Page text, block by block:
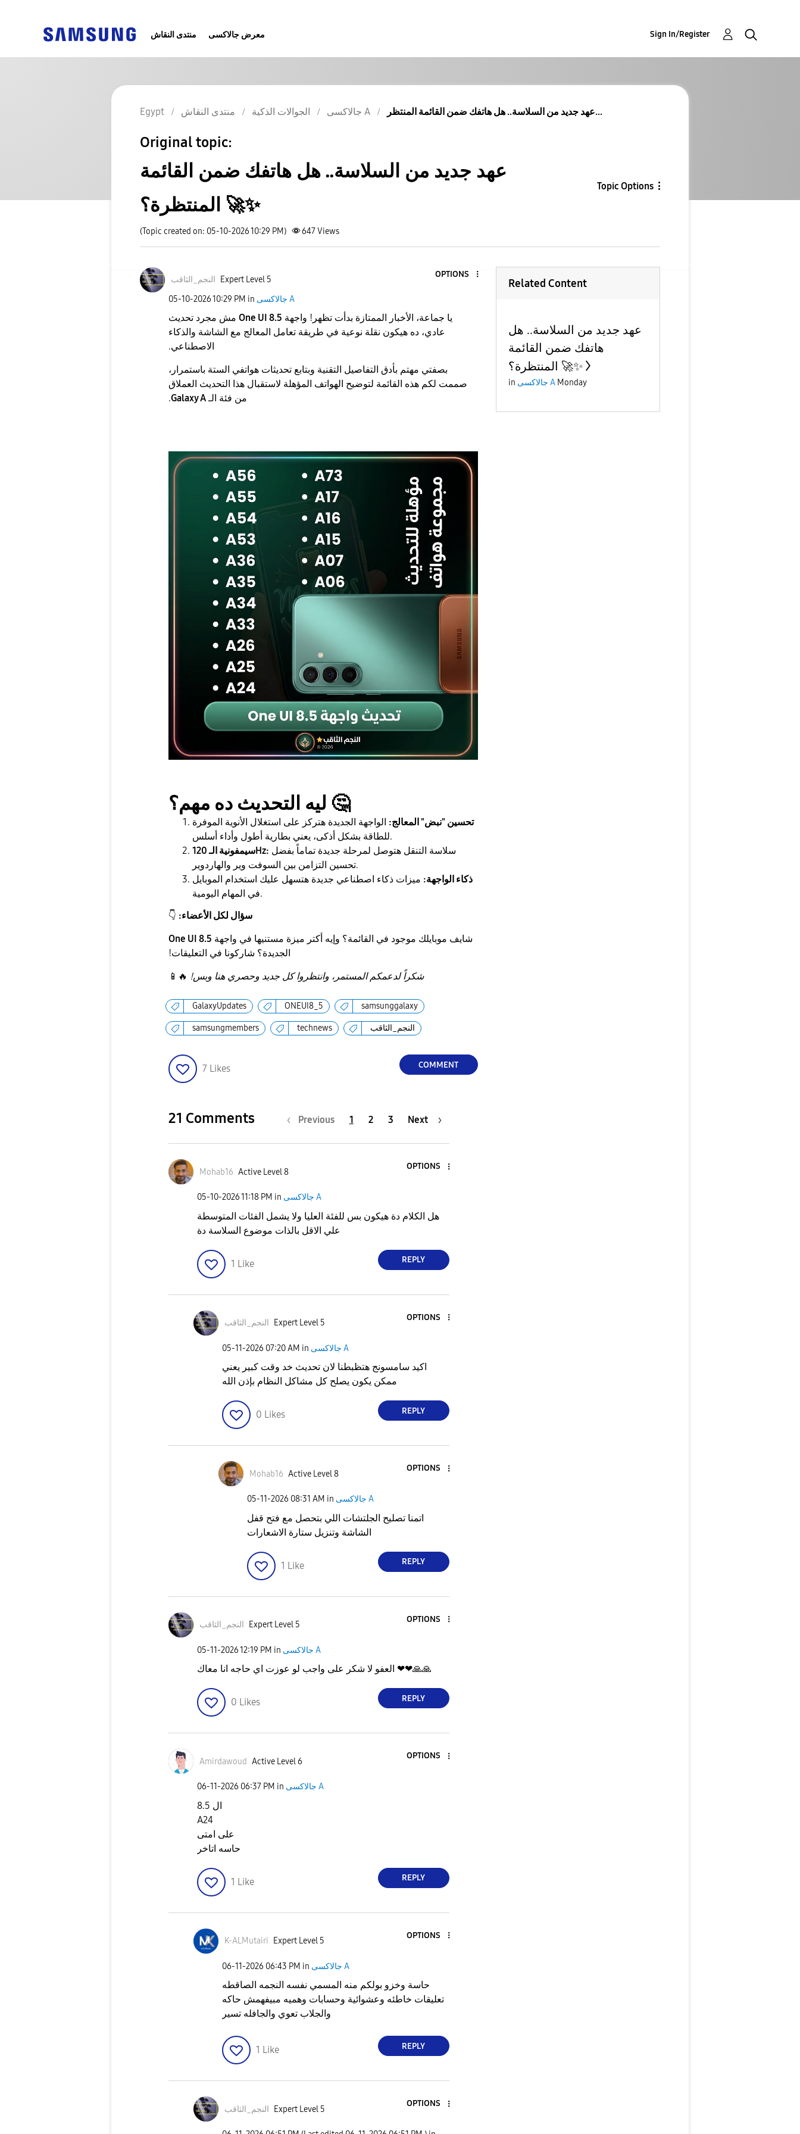
منتدى النقاش معرض جالاكسى Sign In/Register
Egypt منتدى النقاش الجوالات الذكية جالاكسى A عهد جديد من السلاسة.. هل هاتفك ضمن القائمة المنتظر...
Original topic:
عهد جديد من السلاسة.. هل هاتفك ضمن القائمة
المنتظرة؟ 🚀✨
Topic Options
(Topic created on: 05-10-2026 10:29 PM) 647Views
النجم_الثاقب Expert Level 5
OPTIONS
‎05-10-202610:29 PM in جالاكسى A
يا جماعة، الأخبار الممتازة بدأت تظهر! واجهة One UI 8.5 مش مجرد تحديث
عادي، ده هيكون نقلة نوعية في طريقة تعامل المعالج مع الشاشة والذكاء
الاصطناعي.
​بصفتي مهتم بأدق التفاصيل التقنية وبتابع تحديثات هواتفي الستة باستمرار،
صممت لكم هذه القائمة لتوضيح الهواتف المؤهلة لاستقبال هذا التحديث العملاق
من فئة الـGalaxy A
.
🤔
تحسين "نبض" المعالج: الواجهة الجديدة هتركز على استغلال الأنوية الموفرة
للطاقة بشكل أذكى، يعني بطارية أطول وأداء أسلس.
سيمفونية الـ 120Hz:
تحسين التزامن بين السوفت وير والهاردوير.
ذكاء الواجهة: ميزات ذكاء اصطناعي جديدة هتسهل عليك استخدام الموبايل
في المهام اليومية.
سؤال لكل الأعضاء: 👇
شايف موبايلك موجود في القائمة؟ وإيه أكتر ميزة مستنيها في واجهة One UI 8.5
الجديدة؟ شاركونا في التعليقات!
شكراً لدعمكم المستمر، وانتظروا كل جديد وحصري هنا وبس! 🔥
📱
GalaxyUpdates ONEUI8_5 samsunggalaxy
samsungmembers technews النجم_الثاقب
7 Likes COMMENT
21 Comments Previous 1 2 3 Next
Mohab16 Active Level 8
OPTIONS
‎05-10-202611:18 PM in جالاكسى A
هل الكلام دة هيكون بس للفئة العليا ولا يشمل الفئات المتوسطة
علي الاقل بالذات موضوع السلاسة دة
1 Like REPLY
النجم_الثاقب Expert Level 5
OPTIONS
‎05-11-2026 07:20 AM in جالاكسى A
اكيد سامسونج هتظبطنا لان تحديث خد وقت كبير يعني
ممكن يكون يصلح كل مشاكل النظام بإذن الله
0 Likes REPLY
Mohab16 Active Level 8
OPTIONS
‎05-11-2026 08:31 AM in جالاكسى A
اتمنا تصليح الجلتشات اللي بتحصل مع فتح قفل
الشاشة وتنزيل ستارة الاشعارات
1 Like REPLY
النجم_الثاقب Expert Level 5
OPTIONS
‎05-11-202612:19 PM in جالاكسى A
العفو لا شكر على واجب لو عوزت اي حاجه انا معاك ❤❤🙏🙏
0 Likes REPLY
Amirdawoud Active Level 6
OPTIONS
‎06-11-2026 06:37 PM in جالاكسى A
ال 8.5
A24
على امتى
حاسه اتاخر
1 Like REPLY
K-ALMutairi Expert Level 5
OPTIONS
‎06-11-2026 06:43 PM in جالاكسى A
حاسة وخزو بولكم منه المسمي نفسه النجمه الصاقطه
تعليقات خاطئه وعشوائية وحسابات وهميه مبيفهمش حاكه
والجلاب تعوي والجافله تسير
1 Like REPLY
النجم_الثاقب Expert Level 5
OPTIONS
Related Content
عهد جديد من السلاسة.. هل
هاتفك ضمن القائمة
المنتظرة؟ 🚀✨
in جالاكسى A Monday